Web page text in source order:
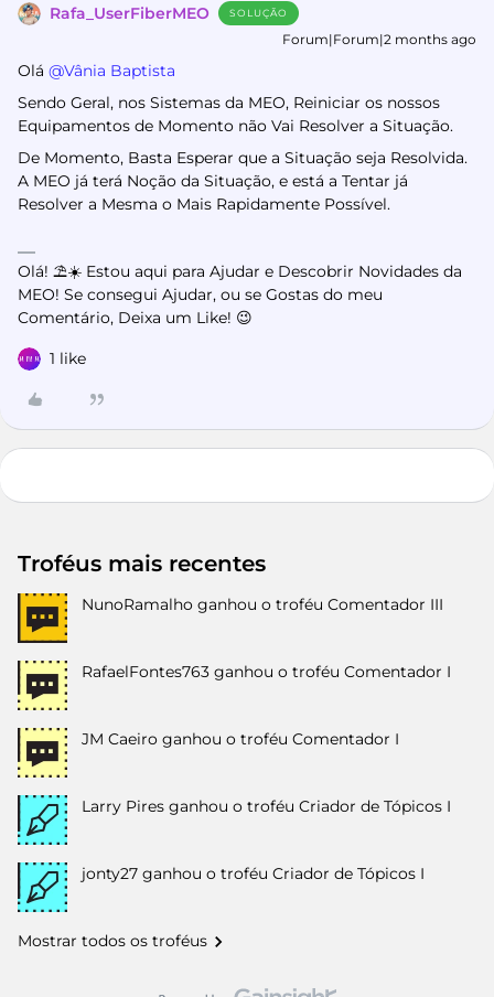
Rafa_UserFiberMEO SOLUÇÃO
Forum|Forum|2 months ago
Olá ​ @Vânia Baptista
Sendo Geral, nos Sistemas da MEO, Reiniciar os nossos
Equipamentos de Momento não Vai Resolver a Situação.
De Momento, Basta Esperar que a Situação seja Resolvida.
A MEO já terá Noção da Situação, e está a Tentar já
Resolver a Mesma o Mais Rapidamente Possível.
Olá! ⛱️☀️ Estou aqui para Ajudar e Descobrir Novidades da
MEO! Se consegui Ajudar, ou se Gostas do meu
Comentário, Deixa um Like! 😉
1 like
Troféus mais recentes
NunoRamalho ganhou o troféu Comentador III
RafaelFontes763 ganhou o troféu Comentador I
JM Caeiro ganhou o troféu Comentador I
Larry Pires ganhou o troféu Criador de Tópicos I
jonty27 ganhou o troféu Criador de Tópicos I
Mostrar todos os troféus